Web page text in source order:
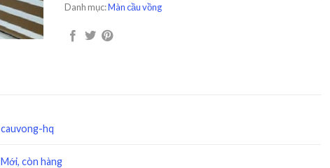
Danh mục:Màn cầu vồng
cauvong-hq
Mới, còn hàng